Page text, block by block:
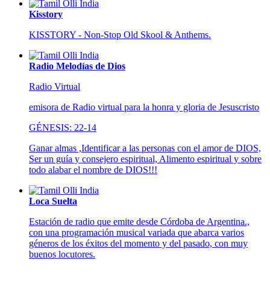
Kisstory
KISSTORY - Non-Stop Old Skool & Anthems.
Radio Melodías de Dios
Radio Virtual
emisora de Radio virtual para la honra y gloria de Jesuscristo
GÉNESIS: 22-14
Ganar almas ,Identificar a las personas con el amor de DIOS,
Ser un guía y consejero espiritual, Alimento espiritual y sobre
todo alabar el nombre de DIOS!!!
Loca Suelta
Estación de radio que emite desde Córdoba de Argentina.,
con una programación musical variada que abarca varios
géneros de los éxitos del momento y del pasado, con muy
buenos locutores.